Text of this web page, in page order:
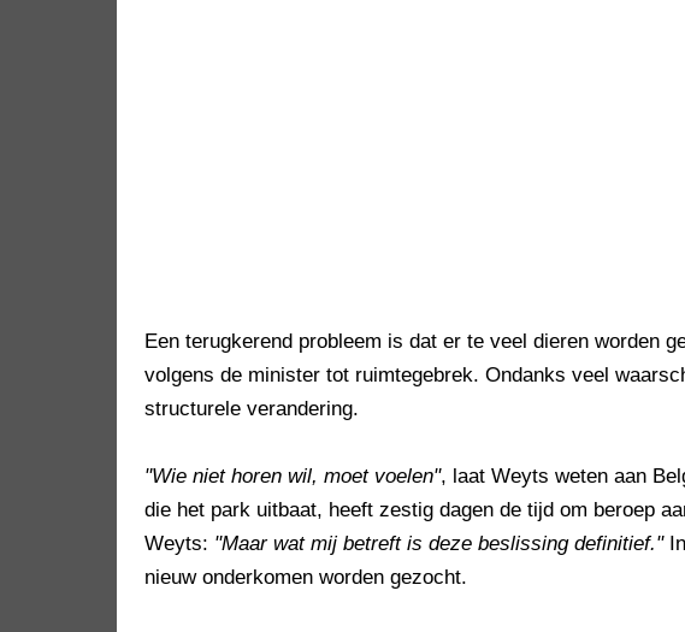
Een terugkerend probleem is dat er te veel dieren worden
volgens de minister tot ruimtegebrek. Ondanks veel
structurele verandering.
"Wie niet horen wil, moet voelen", laat Weyts weten aan
die het park uitbaat, heeft zestig dagen de tijd om beroep
Weyts: "Maar wat mij betreft is deze beslissing definitief."In
nieuw onderkomen worden gezocht.